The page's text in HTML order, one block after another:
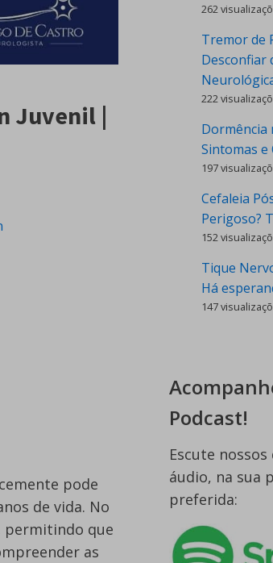
Juvenil |
pode
de vida. No
permitindo que
as
262
Tremor de
Desconfiar
222
Dormência
Sintomas e
197
Cefaleia
Perigoso?
152
Tique
Há
147
Podcast!
Escute
áudio, na sua
preferida: